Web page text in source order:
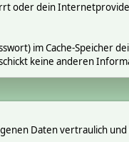
oder dein
im Cache-Speicher
keine anderen
Daten vertraulich